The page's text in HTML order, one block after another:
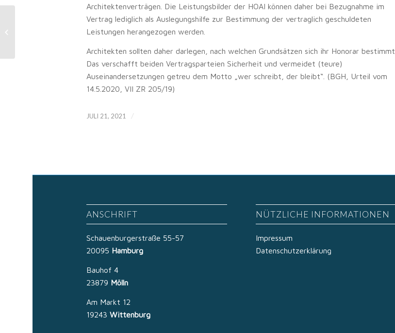
Architektenverträgen. Die Leistungsbilder der HOAI können daher bei Bezugnahme im
Vertrag lediglich als Auslegungshilfe zur Bestimmung der vertraglich geschuldeten
Leistungen herangezogen werden.
Architekten sollten daher darlegen, nach welchen Grundsätzen sich ihr Honorar bestimmt.
Das verschafft beiden Vertragsparteien Sicherheit und vermeidet (teure)
Auseinandersetzungen getreu dem Motto „wer schreibt, der bleibt“. (BGH, Urteil vom
14.5.2020, VII ZR 205/19)
JULI 21, 2021 /
ANSCHRIFT
Schauenburgerstraße 55-57
20095 Hamburg
Bauhof 4
23879 Mölln
Am Markt 12
19243 Wittenburg
NÜTZLICHE INFORMATIONEN
Impressum
Datenschutzerklärung
Bauüberwachungsfehler:
Zustimmung zur Verrechnung kann